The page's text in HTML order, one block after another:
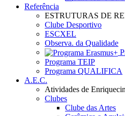
Referência
ESTRUTURAS DE
Clube Desportivo
ESCXEL
Observa. da Qualidade
Programa TEIP
Programa QUALIFICA
A.E.C.
Atividades de
Clubes
Clube das Artes